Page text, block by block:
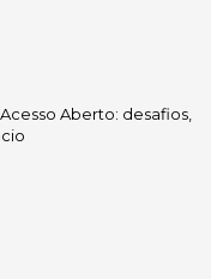
Aberto: desafios,